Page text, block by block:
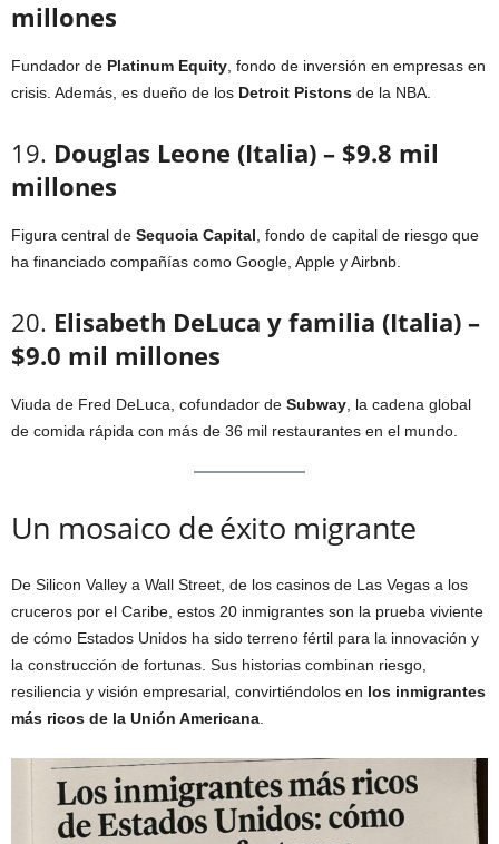
millones
Fundador de Platinum Equity , fondo de inversión en empresas en
crisis. Además, es dueño de los Detroit Pistons de la NBA.
19. Douglas Leone (Italia) – $9.8 mil
millones
Figura central de Sequoia Capital , fondo de capital de riesgo que
ha financiado compañías como Google, Apple y Airbnb.
20. Elisabeth DeLuca y familia (Italia) –
$9.0 mil millones
Viuda de Fred DeLuca, cofundador de Subway , la cadena global
de comida rápida con más de 36 mil restaurantes en el mundo.
Un mosaico de éxito migrante
De Silicon Valley a Wall Street, de los casinos de Las Vegas a los
cruceros por el Caribe, estos 20 inmigrantes son la prueba viviente
de cómo Estados Unidos ha sido terreno fértil para la innovación y
la construcción de fortunas. Sus historias combinan riesgo,
resiliencia y visión empresarial, convirtiéndolos en los inmigrantes
más ricos de la Unión Americana